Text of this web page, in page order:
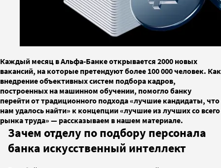
Каждый месяц в Альфа-Банке открывается 2000 новых
вакансий, на которые претендуют более 100 000 человек. Как
внедрение объективных систем подбора кадров,
построенных на машинном обучении, помогло банку
перейти от традиционного подхода «лучшие кандидаты, что
нам удалось найти» к концепции «лучшие из лучших со всего
рынка труда» — рассказываем в нашем материале.
Зачем отделу по подбору персонала
банка искусственный интеллект